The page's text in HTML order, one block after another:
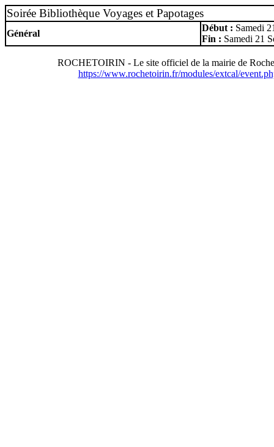
Soirée Bibliothèque Voyages et Papotages
Général
Début : Samedi
Fin : Samedi 21
ROCHETOIRIN - Le site officiel de la mairie de
https://www.rochetoirin.fr/modules/extcal/